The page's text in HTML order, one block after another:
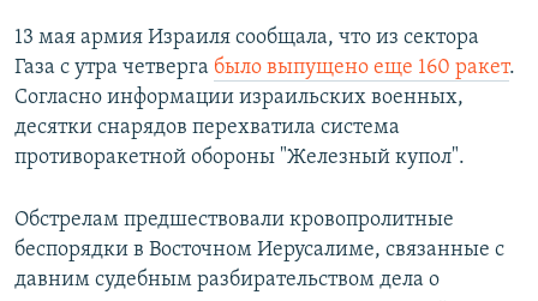
13 мая армия Израиля сообщала, что из сектора
Газа с утра четверга было выпущено еще 160 ракет.
Согласно информации израильских военных,
десятки снарядов перехватила система
противоракетной обороны "Железный купол".
Обстрелам предшествовали кровопролитные
беспорядки в Восточном Иерусалиме, связанные с
давним судебным разбирательством дела о